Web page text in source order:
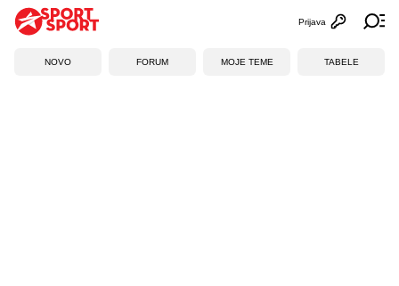
Otvori
Prijava
NOVO FORUM MOJE TEME TABELE